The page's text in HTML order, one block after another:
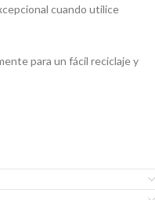
cuando utilice
para un fácil reciclaje y